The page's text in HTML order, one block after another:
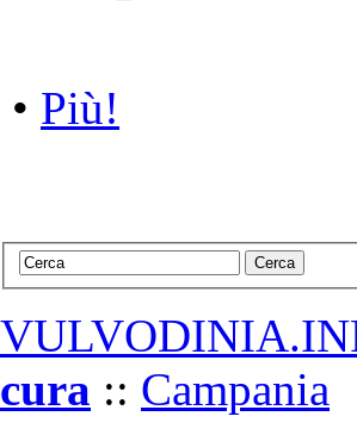
• Più!
cura :: Campania